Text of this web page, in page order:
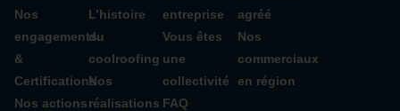
Nos
engagements
&
Certifications
Nos actions
L’histoire
du
coolroofing
Nos
réalisations
entreprise
Vous êtes
une
collectivité
FAQ
agréé
Nos
commerciaux
en région